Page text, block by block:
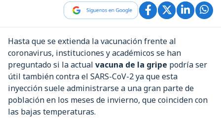
Hasta que se extienda la vacunación frente al
coronavirus, instituciones y académicos se han
preguntado si la actual vacuna de la gripe podría ser
útil también contra el SARS-CoV-2 ya que esta
inyección suele administrarse a una gran parte de
población en los meses de invierno, que coinciden con
las bajas temperaturas.